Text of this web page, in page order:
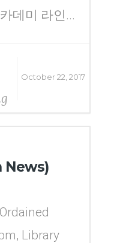
데미 라인...
October 22, 2017
News)
Library